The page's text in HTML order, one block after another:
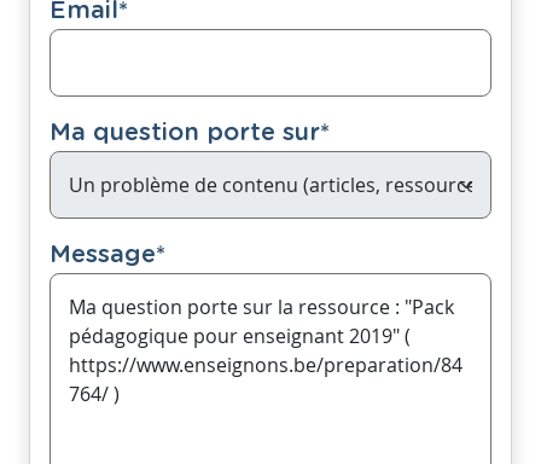
Email*
Ma question porte sur*
Message*